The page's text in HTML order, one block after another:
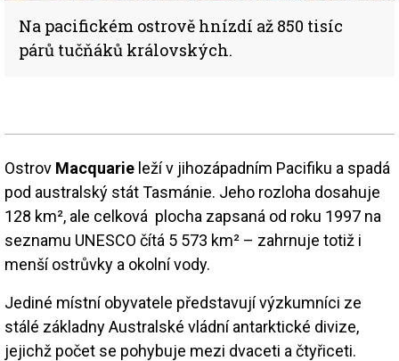
Na pacifickém ostrově hnízdí až 850 tisíc
párů tučňáků královských.
Ostrov Macquarie leží v jihozápadním Pacifiku a spadá
pod australský stát Tasmánie. Jeho rozloha dosahuje
128 km², ale celková plocha zapsaná od roku 1997 na
seznamu UNESCO čítá 5 573 km² – zahrnuje totiž i
menší ostrůvky a okolní vody.
Jediné místní obyvatele představují výzkumníci ze
stálé základny Australské vládní antarktické divize,
jejichž počet se pohybuje mezi dvaceti a čtyřiceti.